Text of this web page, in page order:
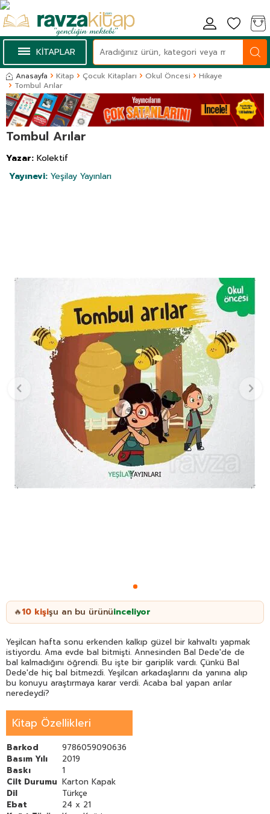
KİTAPLAR
Anasayfa Kitap Çocuk Kitapları Okul Öncesi
Hikaye
Tombul Arılar
Tombul Arılar
Yazar: Kolektif
Yayınevi: Yeşilay Yayınları
🔥10 kişişu an bu ürünüinceliyor
Yeşilcan hafta sonu erkenden kalkıp güzel bir kahvaltı yapmak
istiyordu. Ama evde bal bitmişti. Annesinden Bal Dede'de de
bal kalmadığını öğrendi. Bu işte bir gariplik vardı. Çünkü Bal
Dede'de hiç bal bitmezdi. Yeşilcan arkadaşlarını da yanına alıp
bu konuyu araştırmaya karar verdi. Acaba bal yapan arılar
neredeydi?
Kitap Özellikleri
Barkod
9786059090636
Basım Yılı
2019
Baskı
1
Cilt Durumu Karton Kapak
Dil
Türkçe
Ebat
24 x 21